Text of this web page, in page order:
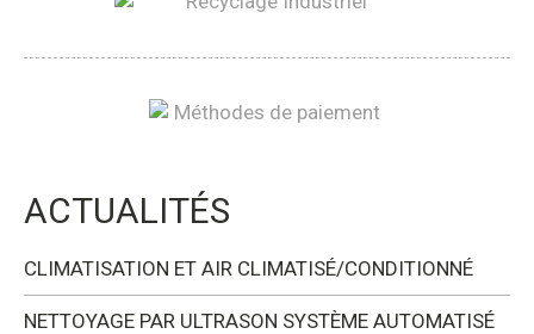
ACTUALITÉS
CLIMATISATION ET AIR CLIMATISÉ/CONDITIONNÉ
NETTOYAGE PAR ULTRASON SYSTÈME AUTOMATISÉ